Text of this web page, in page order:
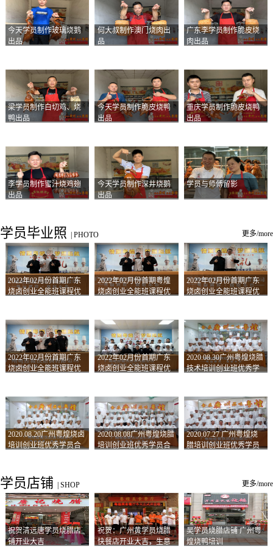
今天学员制作玻璃烧鹅
出品
何大叔制作澳门烧肉出
品
广东李学员制作脆皮烧
肉出品
梁学员制作白切鸡、烧
鸭出品
今天学员制作脆皮烧鸭
出品
重庆学员制作脆皮烧鸭
出品
李学员制作蜜汁烧鸡翅
出品
今天学员制作深井烧鹅
出品
学员与师傅留影
学员毕业照 PHOTO 更多/more
2022年02月份首期广东
烧卤创业全能班课程优
2022年02月份首期粤煌
烧卤创业全能班课程优
2022年02月份首期广东
烧卤创业全能班课程优
2022年02月份首期广东
烧卤创业全能班课程优
2022年02月份首期广东
烧卤创业全能班课程优
2020.08.30广州粤煌烧腊
技术培训创业班优秀学
2020.08.20广州粤煌烧卤
培训创业班优秀学员合
2020.08.08广州粤煌烧腊
培训创业班优秀学员合
2020.07.27 广州粤煌烧
腊培训创业班优秀学员
学员店铺 SHOP 更多/more
祝贺清远唐学员烧腊店
铺开业大吉
祝贺：广州黄学员烧腊
快餐店开业大吉，生意
吴学员烧腊店铺 广州粤
煌烧鸭培训